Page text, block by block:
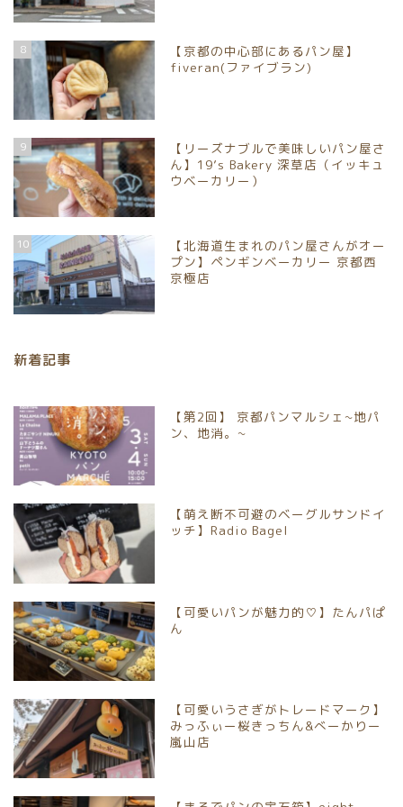
8
【京都の中心部にあるパン屋】
fiveran(ファイブラン)
9
【リーズナブルで美味しいパン屋さ
ん】19’s Bakery 深草店（イッキュ
ウベーカリー）
10
【北海道生まれのパン屋さんがオー
プン】ペンギンベーカリー 京都西
京極店
新着記事
【第2回】 京都パンマルシェ~地パ
ン、地消。~
【萌え断不可避のベーグルサンドイ
ッチ】Radio Bagel
【可愛いパンが魅力的♡】たんパぱ
ん
【可愛いうさぎがトレードマーク】
みっふぃー桜きっちん&べーかりー
嵐山店
パンイベント情報
京都市北区
京都市中京区
京都市南区
京都市山科区